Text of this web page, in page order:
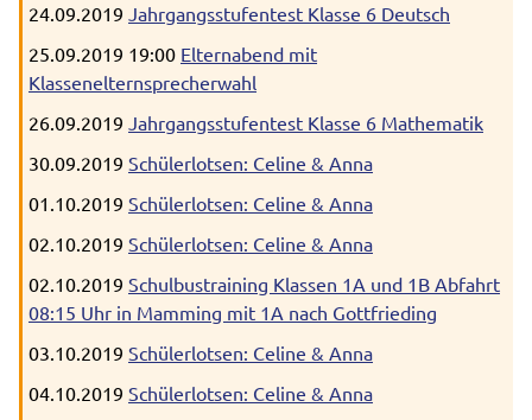
24.09.2019 Jahrgangsstufentest Klasse 6 Deutsch
25.09.2019 19:00 Elternabend mit
Klassenelternsprecherwahl
26.09.2019 Jahrgangsstufentest Klasse 6 Mathematik
30.09.2019 Schülerlotsen: Celine & Anna
01.10.2019 Schülerlotsen: Celine & Anna
02.10.2019 Schülerlotsen: Celine & Anna
02.10.2019 Schulbustraining Klassen 1A und 1B Abfahrt
08:15 Uhr in Mamming mit 1A nach Gottfrieding
03.10.2019 Schülerlotsen: Celine & Anna
04.10.2019 Schülerlotsen: Celine & Anna